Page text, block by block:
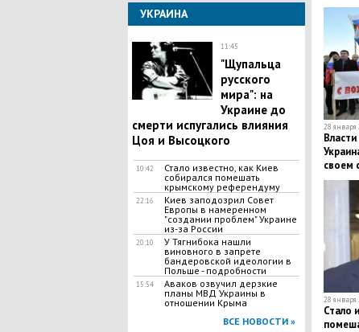
УКРАИНА
11:45
"Щупальца
русского
мира": на
Украине до
смерти испугались влияния
Цоя и Высоцкого
10:42
Стало известно, как Киев
собирался помешать
крымскому референдуму
22:16
Киев заподозрил Совет
Европы в намеренном
"создании проблем" Украине
из-за России
20:10
У Тягнибока нашли
виновного в запрете
бандеровской идеологии в
Польше - подробности
15:54
Аваков озвучил дерзкие
планы МВД Украины в
отношении Крыма
ВСЕ НОВОСТИ »
28 января
своем
28 января
Стало